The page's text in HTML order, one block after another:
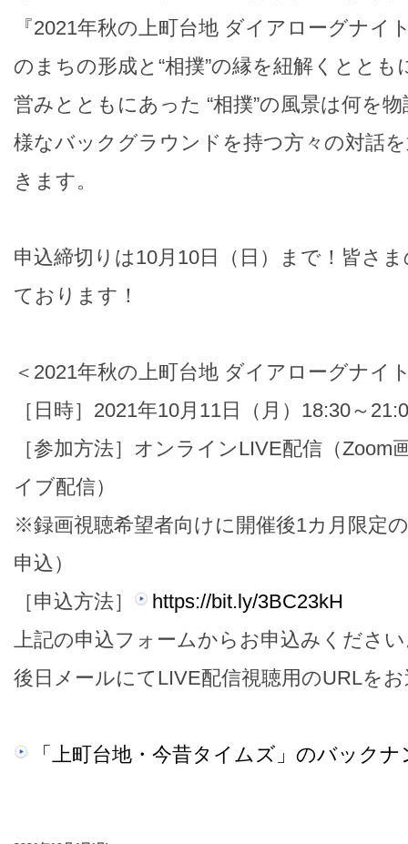
『2021年秋の上町台地 ダイアローグナイ
のまちの形成と“相撲”の縁を紐解くととも
営みとともにあった “相撲”の風景は何を
様なバックグラウンドを持つ方々の対話
きます。
申込締切りは10月10日（日）まで！皆さ
ております！
＜2021年秋の上町台地 ダイアローグナイ
［日時］2021年10月11日（月）18:30～
［参加方法］オンラインLIVE配信（Zoom
イブ配信）
※録画視聴希望者向けに開催後1カ月限定
申込）
［申込方法］
https://bit.ly/3BC23kH
上記の申込フォームからお申込みくださ
後日メールにてLIVE配信視聴用のURLを
「上町台地・今昔タイムズ」のバック